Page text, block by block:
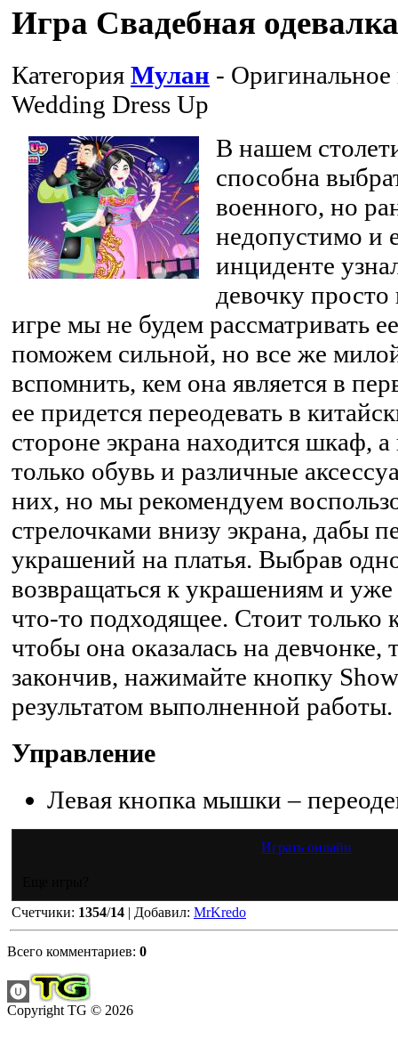
Игра Свадебная
Категория Мулан - Оригинальное
Wedding Dress Up
В нашем
способна
военного, но
недопустимо и
инциденте
девочку
игре мы не будем рассматривать
поможем сильной, но все же
вспомнить, кем она является в
ее придется переодевать в
стороне экрана находится шкаф,
только обувь и различные
них, но мы рекомендуем
стрелочками внизу экрана, дабы
украшений на платья. Выбрав
возвращаться к украшениям и
что-то подходящее. Стоит только
чтобы она оказалась на девчонке,
закончив, нажимайте кнопку
результатом выполненной работы.
Управление
Левая кнопка мышки –
Играть онлайн
Счетчики: 1354/14 | Добавил: MrKredo
Всего комментариев: 0
Copyright TG © 2026